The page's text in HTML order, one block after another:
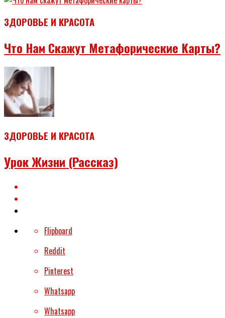
ЗДОРОВЬЕ И КРАСОТА
Что Нам Скажут Метафорические Карты?
ЗДОРОВЬЕ И КРАСОТА
Урок Жизни (рассказ)
Flipboard
Reddit
Pinterest
Whatsapp
Whatsapp